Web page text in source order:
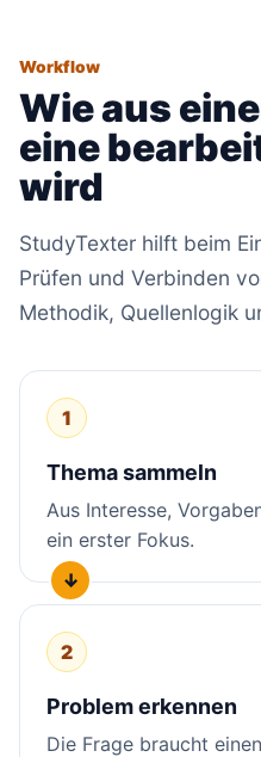
Workflow
Wie aus
eine
wird
StudyTexter hilft beim
Prüfen und Verbinden
Methodik, Quellenlogik
1
Thema sammeln
Aus Interesse,
ein erster Fokus.
2
Problem erkennen
Die Frage braucht